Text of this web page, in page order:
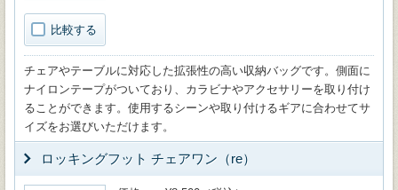
比較する
チェアやテーブルに対応した拡張性の高い収納バッグです。側面に
ナイロンテープがついており、カラビナやアクセサリーを取り付け
ることができます。使用するシーンや取り付けるギアに合わせてサ
イズをお選びいただけます。
ロッキングフット チェアワン（re）